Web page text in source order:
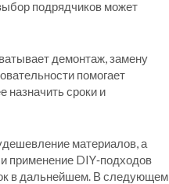
подрядчиков может
демонтаж, замену
помогает
назначить сроки и
материалов, а
применение DIY‑подходов
в дальнейшем. В следующем